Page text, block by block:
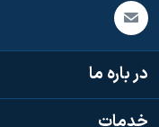
در باره ما